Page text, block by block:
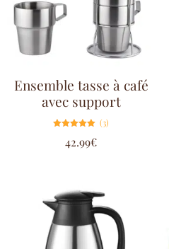
Ensemble tasse à café
avec support
5.00
sur 5
(3)
42.99€